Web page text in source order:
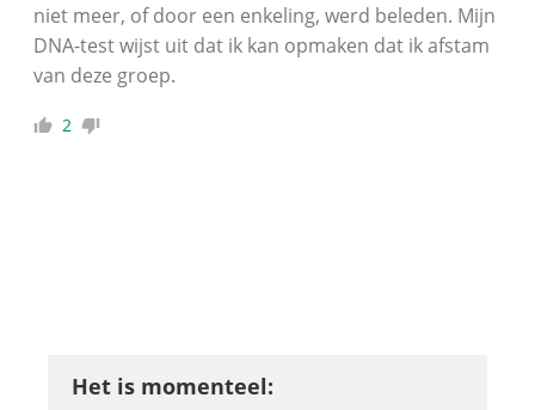
niet meer, of door een enkeling, werd beleden. Mijn
DNA-test wijst uit dat ik kan opmaken dat ik afstam
van deze groep.
2
Het is momenteel: